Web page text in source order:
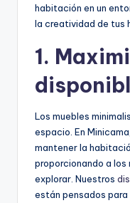
habitación en un
la creatividad de tus
1.
Los muebles
espacio. En
mantener la
proporcionando a los
explorar. Nuestros
están pensados